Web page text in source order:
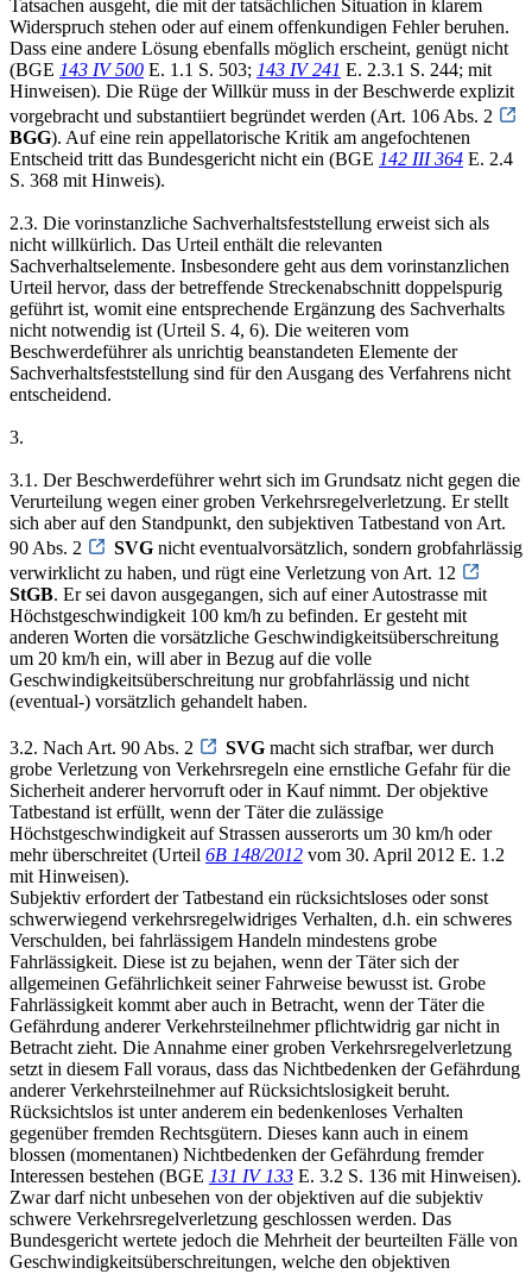
Tatsachen ausgeht, die mit der tatsächlichen Situation in klarem
Widerspruch stehen oder auf einem offenkundigen Fehler beruhen.
Dass eine andere Lösung ebenfalls möglich erscheint, genügt nicht
(BGE 143 IV 500 E. 1.1 S. 503; 143 IV 241 E. 2.3.1 S. 244; mit
Hinweisen). Die Rüge der Willkür muss in der Beschwerde explizit
vorgebracht und substantiiert begründet werden (Art. 106 Abs. 2
BGG). Auf eine rein appellatorische Kritik am angefochtenen
Entscheid tritt das Bundesgericht nicht ein (BGE 142 III 364 E. 2.4
S. 368 mit Hinweis).
2.3. Die vorinstanzliche Sachverhaltsfeststellung erweist sich als
nicht willkürlich. Das Urteil enthält die relevanten
Sachverhaltselemente. Insbesondere geht aus dem vorinstanzlichen
Urteil hervor, dass der betreffende Streckenabschnitt doppelspurig
geführt ist, womit eine entsprechende Ergänzung des Sachverhalts
nicht notwendig ist (Urteil S. 4, 6). Die weiteren vom
Beschwerdeführer als unrichtig beanstandeten Elemente der
Sachverhaltsfeststellung sind für den Ausgang des Verfahrens nicht
entscheidend.
3.
3.1. Der Beschwerdeführer wehrt sich im Grundsatz nicht gegen die
Verurteilung wegen einer groben Verkehrsregelverletzung. Er stellt
sich aber auf den Standpunkt, den subjektiven Tatbestand von Art.
90 Abs. 2
SVG nicht eventualvorsätzlich, sondern grobfahrlässig
verwirklicht zu haben, und rügt eine Verletzung von Art. 12
StGB. Er sei davon ausgegangen, sich auf einer Autostrasse mit
Höchstgeschwindigkeit 100 km/h zu befinden. Er gesteht mit
anderen Worten die vorsätzliche Geschwindigkeitsüberschreitung
um 20 km/h ein, will aber in Bezug auf die volle
Geschwindigkeitsüberschreitung nur grobfahrlässig und nicht
(eventual-) vorsätzlich gehandelt haben.
3.2. Nach Art. 90 Abs. 2 SVG macht sich strafbar, wer durch
grobe Verletzung von Verkehrsregeln eine ernstliche Gefahr für die
Sicherheit anderer hervorruft oder in Kauf nimmt. Der objektive
Tatbestand ist erfüllt, wenn der Täter die zulässige
Höchstgeschwindigkeit auf Strassen ausserorts um 30 km/h oder
mehr überschreitet (Urteil 6B 148/2012 vom 30. April 2012 E. 1.2
mit Hinweisen).
Subjektiv erfordert der Tatbestand ein rücksichtsloses oder sonst
schwerwiegend verkehrsregelwidriges Verhalten, d.h. ein schweres
Verschulden, bei fahrlässigem Handeln mindestens grobe
Fahrlässigkeit. Diese ist zu bejahen, wenn der Täter sich der
allgemeinen Gefährlichkeit seiner Fahrweise bewusst ist. Grobe
Fahrlässigkeit kommt aber auch in Betracht, wenn der Täter die
Gefährdung anderer Verkehrsteilnehmer pflichtwidrig gar nicht in
Betracht zieht. Die Annahme einer groben Verkehrsregelverletzung
setzt in diesem Fall voraus, dass das Nichtbedenken der Gefährdung
anderer Verkehrsteilnehmer auf Rücksichtslosigkeit beruht.
Rücksichtslos ist unter anderem ein bedenkenloses Verhalten
gegenüber fremden Rechtsgütern. Dieses kann auch in einem
blossen (momentanen) Nichtbedenken der Gefährdung fremder
Interessen bestehen (BGE 131 IV 133 E. 3.2 S. 136 mit Hinweisen).
Zwar darf nicht unbesehen von der objektiven auf die subjektiv
schwere Verkehrsregelverletzung geschlossen werden. Das
Bundesgericht wertete jedoch die Mehrheit der beurteilten Fälle von
Geschwindigkeitsüberschreitungen, welche den objektiven